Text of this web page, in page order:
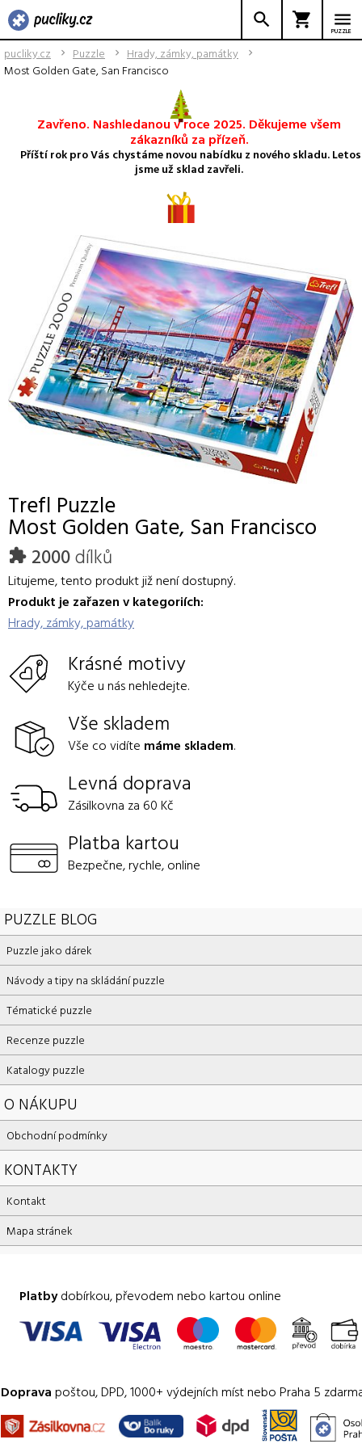
PUZZLE
pucliky.cz Puzzle
Hrady, zámky, památky
Most Golden Gate, San Francisco
Zavřeno. Nashledanou v roce 2025. Děkujeme všem
zákazníků za přízeň.
Příští rok pro Vás chystáme novou nabídku z nového skladu. Letos
jsme už sklad zavřeli.
Trefl Puzzle
Most Golden Gate, San Francisco
2000dílků
Litujeme, tento produkt již není dostupný.
Produkt je zařazen v kategoriích:
Hrady, zámky, památky
Krásné motivy
Kýče u nás nehledejte.
Vše skladem
Vše co vidíte máme skladem.
Levná doprava
Zásilkovna za 60 Kč
Platba kartou
Bezpečne, rychle, online
PUZZLE BLOG
Puzzle jako dárek
Návody a tipy na skládání puzzle
Tématické puzzle
Recenze puzzle
Katalogy puzzle
O NÁKUPU
Obchodní podmínky
KONTAKTY
Kontakt
Mapa stránek
Platbydobírkou, převodem nebo kartou online
Doprava poštou, DPD, 1000+ výdejních míst nebo Praha 5